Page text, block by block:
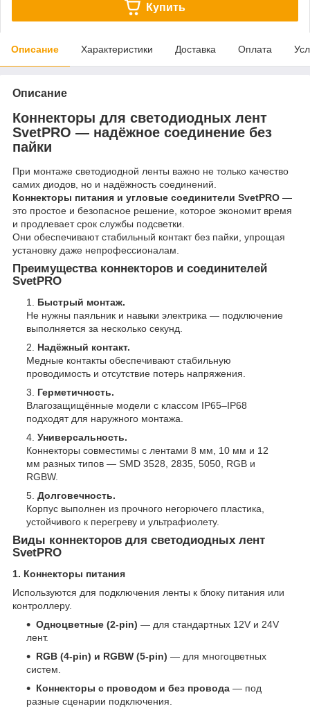
Купить
Описание Характеристики Доставка Оплата
Описание
Коннекторы для светодиодных лент
SvetPRO — надёжное соединение без
пайки
При монтаже светодиодной ленты важно не только качество
самих диодов, но и надёжность соединений.
Коннекторы питания и угловые соединители SvetPRO —
это простое и безопасное решение, которое экономит время
и продлевает срок службы подсветки.
Они обеспечивают стабильный контакт без пайки, упрощая
установку даже непрофессионалам.
Преимущества коннекторов и соединителей
SvetPRO
Быстрый монтаж.
Не нужны паяльник и навыки электрика — подключение
выполняется за несколько секунд.
Надёжный контакт.
Медные контакты обеспечивают стабильную
проводимость и отсутствие потерь напряжения.
Герметичность.
Влагозащищённые модели с классом IP65–IP68
подходят для наружного монтажа.
Универсальность.
Коннекторы совместимы с лентами 8 мм, 10 мм и 12
мм разных типов — SMD 3528, 2835, 5050, RGB и
RGBW.
Долговечность.
Корпус выполнен из прочного негорючего пластика,
устойчивого к перегреву и ультрафиолету.
Виды коннекторов для светодиодных лент
SvetPRO
1. Коннекторы питания
Используются для подключения ленты к блоку питания или
контроллеру.
Одноцветные (2-pin) — для стандартных 12V и 24V
лент.
RGB (4-pin) и RGBW (5-pin) — для многоцветных
систем.
Коннекторы с проводом и без провода — под
разные сценарии подключения.